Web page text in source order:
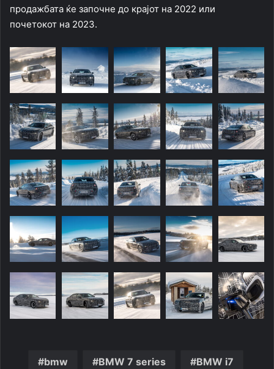
продажбата ќе започне до крајот на 2022 или
почетокот на 2023.
bmw BMW 7 series BMW i7